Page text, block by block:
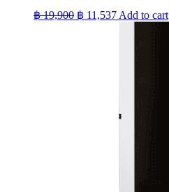
฿19,900 Original
฿ 11,537Current
Add to cart